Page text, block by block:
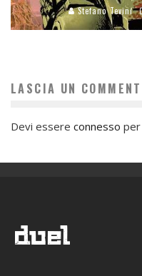
Stefano Tevini
LASCIA UN
Devi essere connesso per